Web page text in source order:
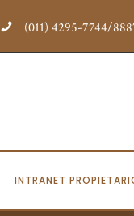
(011) 4295-7744/
INTRANET